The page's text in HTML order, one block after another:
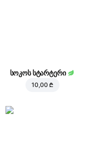
სოკოს სტარტერი
10,00 ₾